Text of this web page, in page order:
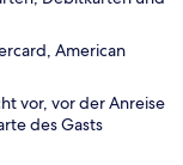
American
vor, vor der Anreise
des Gasts